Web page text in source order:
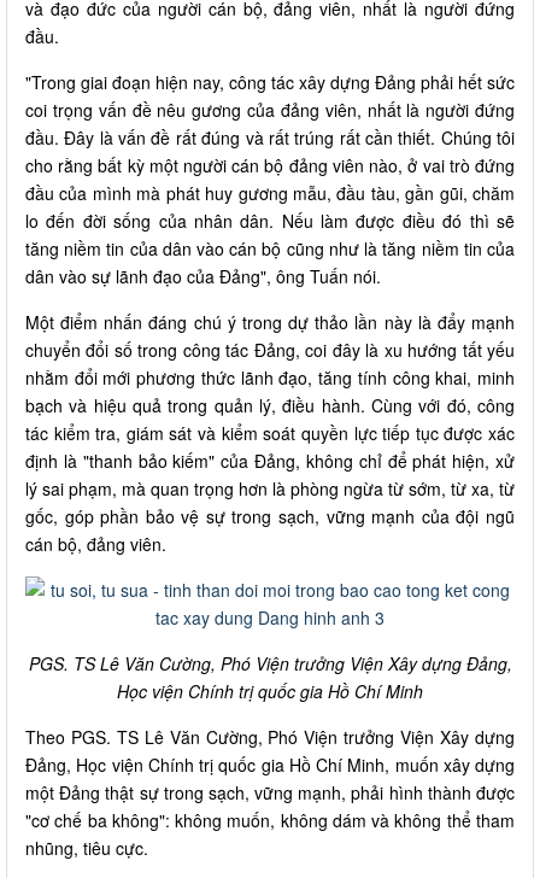
và đạo đức của người cán bộ, đảng viên, nhất là người đứng
đầu.
"Trong giai đoạn hiện nay, công tác xây dựng Đảng phải hết sức
coi trọng vấn đề nêu gương của đảng viên, nhất là người đứng
đầu. Đây là vấn đề rất đúng và rất trúng rất cần thiết. Chúng tôi
cho rằng bất kỳ một người cán bộ đảng viên nào, ở vai trò đứng
đầu của mình mà phát huy gương mẫu, đầu tàu, gần gũi, chăm
lo đến đời sống của nhân dân. Nếu làm được điều đó thì sẽ
tăng niềm tin của dân vào cán bộ cũng như là tăng niềm tin của
dân vào sự lãnh đạo của Đảng", ông Tuấn nói.
Một điểm nhấn đáng chú ý trong dự thảo lần này là đẩy mạnh
chuyển đổi số trong công tác Đảng, coi đây là xu hướng tất yếu
nhằm đổi mới phương thức lãnh đạo, tăng tính công khai, minh
bạch và hiệu quả trong quản lý, điều hành. Cùng với đó, công
tác kiểm tra, giám sát và kiểm soát quyền lực tiếp tục được xác
định là "thanh bảo kiếm" của Đảng, không chỉ để phát hiện, xử
lý sai phạm, mà quan trọng hơn là phòng ngừa từ sớm, từ xa, từ
gốc, góp phần bảo vệ sự trong sạch, vững mạnh của đội ngũ
cán bộ, đảng viên.
PGS. TS Lê Văn Cường, Phó Viện trưởng Viện Xây dựng Đảng,
Học viện Chính trị quốc gia Hồ Chí Minh
Theo PGS. TS Lê Văn Cường, Phó Viện trưởng Viện Xây dựng
Đảng, Học viện Chính trị quốc gia Hồ Chí Minh, muốn xây dựng
một Đảng thật sự trong sạch, vững mạnh, phải hình thành được
"cơ chế ba không": không muốn, không dám và không thể tham
nhũng, tiêu cực.